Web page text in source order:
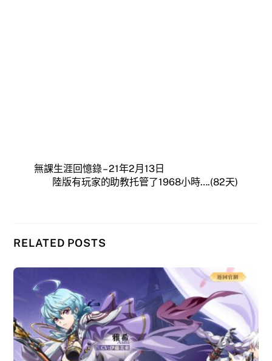
無課生涯回憶錄 – 21年2月13日
陸版有玩家的助教托管了1968小時….(82天)
RELATED POSTS